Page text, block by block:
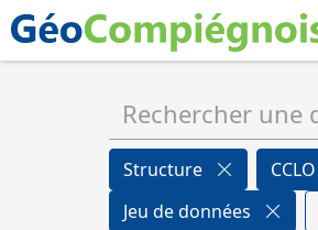
Structure CCLO
Jeu de données